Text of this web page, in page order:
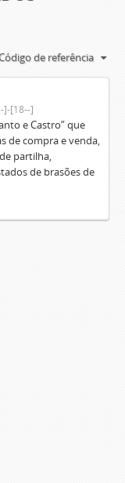
de referência
]-[18--]
e Castro” que
de compra e venda,
partilha,
de brasões de